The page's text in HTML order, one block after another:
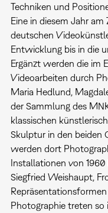
Techniken und
Eine in diesem Jahr
deutschen
Entwicklung bis in die
Ergänzt werden die im
Videoarbeiten durch
Maria Hedlund,
der Sammlung des
klassischen
Skulptur in den beiden
werden dort
Installationen von
Siegfried Weishaupt,
Photographie treten so